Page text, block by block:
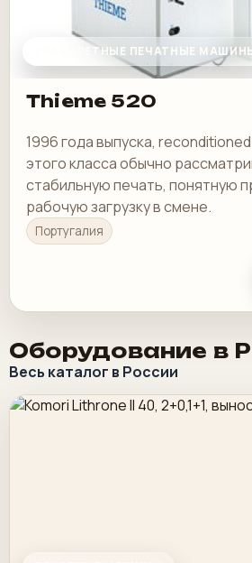
ТРАФАРЕТНЫЕ ПЕЧАТНЫЕ
Thieme 520
1996 года выпуска,
этого класса обычно
стабильную печать, понятную
рабочую загрузку в смене.
Португалия
Оборудование в
Весь каталог в России